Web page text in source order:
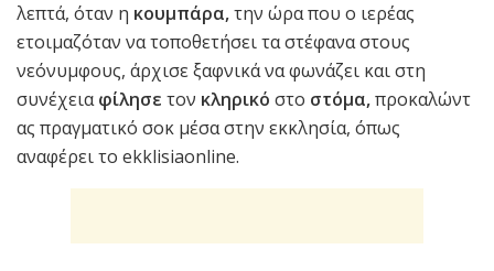
λεπτά, όταν η κουμπάρα,την ώρα που ο ιερέας
ετοιμαζόταν να τοποθετήσει τα στέφανα στους
νεόνυμφους, άρχισε ξαφνικά να φωνάζει και στη
συνέχειαφίλησε τον κληρικό στο στόμα,προκαλώντ
ας πραγματικό σοκ μέσα στην εκκλησία, όπως
αναφέρει το ekklisiaonline.